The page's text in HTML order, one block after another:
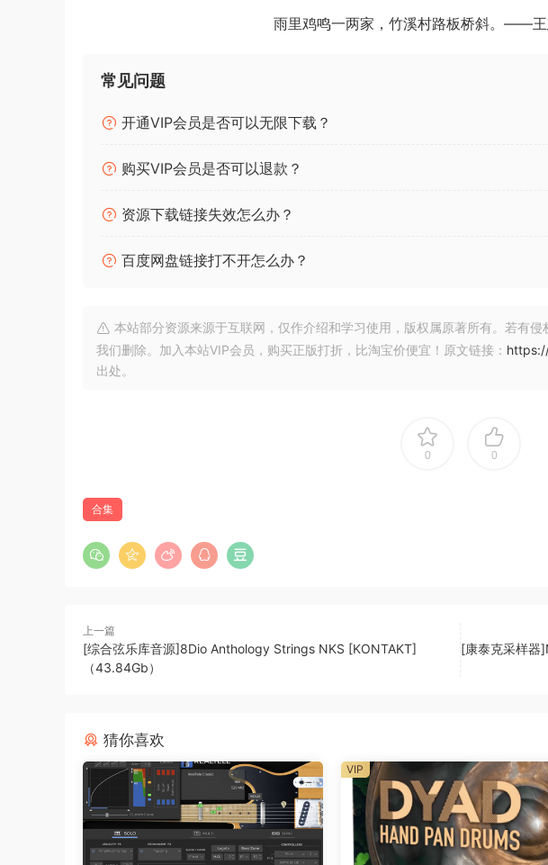
雨里鸡鸣一两家，竹溪村路板桥斜。——王
常见问题
开通VIP会员是否可以无限下载？
购买VIP会员是否可以退款？
资源下载链接失效怎么办？
百度网盘链接打不开怎么办？
本站部分资源来源于互联网，仅作介绍和学习使用，版权属原著所有。若有
我们删除。加入本站VIP会员，购买正版打折，比淘宝价便宜！原文链接：
出处。
0 0
合集
上一篇
[综合弦乐库音源]8Dio Anthology Strings NKS [KONTAKT]
（43.84Gb）
[康泰克采样
猜你喜欢
VIP